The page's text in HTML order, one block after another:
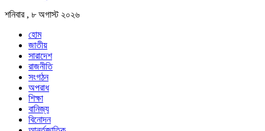
শনিবার , ৮ অগাস্ট ২০২৬
হোম
জাতীয়
সারাদেশ
রাজনীতি
সংগঠন
অপরাধ
শিক্ষা
বানিজ্য
বিনোদন